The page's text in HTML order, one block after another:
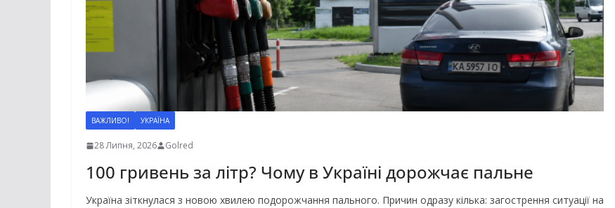
ВАЖЛИВО! УКРАЇНА
28 Липня, 2026 Golred
100 гривень за літр? Чому в Україні дорожчає пальне
Україна зіткнулася з новою хвилею подорожчання пального. Причин одразу кілька: загострення ситуації на